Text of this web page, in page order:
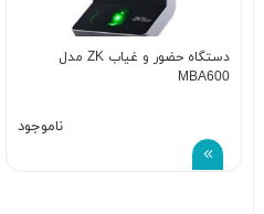
دستگاه حضور و غیاب ZK مدل
MBA600
ناموجود